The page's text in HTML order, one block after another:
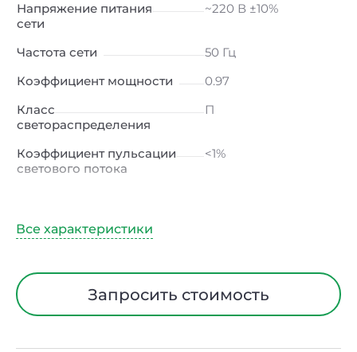
Напряжение питания
сети
~220 В ±10%
Частота сети
50 Гц
Коэффициент мощности
0.97
Класс
светораспределения
П
Коэффициент пульсации
светового потока
<1%
Тип кривой силы света
Климатическое
исполнениеЗапросить стоимость